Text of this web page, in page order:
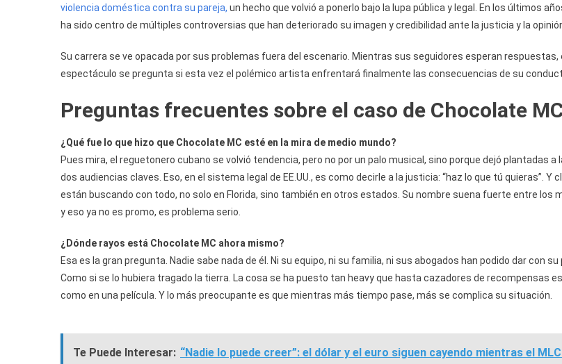
violencia doméstica contra su pareja, un hecho que volvió a ponerlo bajo la lupa pública y legal. En los últimos
ha sido centro de múltiples controversias que han deteriorado su imagen y credibilidad ante la justicia y la
Su carrera se ve opacada por sus problemas fuera del escenario. Mientras sus seguidores esperan respuestas,
espectáculo se pregunta si esta vez el polémico artista enfrentará finalmente las consecuencias de su
Preguntas frecuentes sobre el caso de Chocolate
¿Qué fue lo que hizo que Chocolate MC esté en la mira de medio mundo?
Pues mira, el reguetonero cubano se volvió tendencia, pero no por un palo musical, sino porque dejó plantadas a
dos audiencias claves. Eso, en el sistema legal de EE.UU., es como decirle a la justicia: “haz lo que tú quieras”. Y
están buscando con todo, no solo en Florida, sino también en otros estados. Su nombre suena fuerte entre los
y eso ya no es promo, es problema serio.
¿Dónde rayos está Chocolate MC ahora mismo?
Esa es la gran pregunta. Nadie sabe nada de él. Ni su equipo, ni su familia, ni sus abogados han podido dar con su
Como si se lo hubiera tragado la tierra. La cosa se ha puesto tan heavy que hasta cazadores de recompensas
como en una película. Y lo más preocupante es que mientras más tiempo pase, más se complica su situación.
Te Puede Interesar: “Nadie lo puede creer”: el dólar y el euro siguen cayendo mientras el MLC